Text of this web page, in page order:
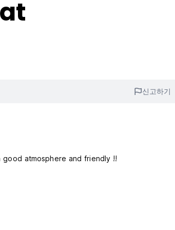
신고하기
atmosphere and friendly !!